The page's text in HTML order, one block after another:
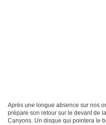
Après une longue absence sur nos
prépare son retour sur le devant de
Canyons. Un disque qui pointera le